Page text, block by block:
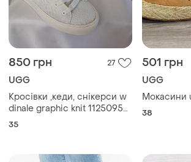
850 грн 27
UGG
Кросівки ,кеди, снікерси w
dinale graphic knit 1125095
білі
35
501 грн
UGG
Мокасини
38